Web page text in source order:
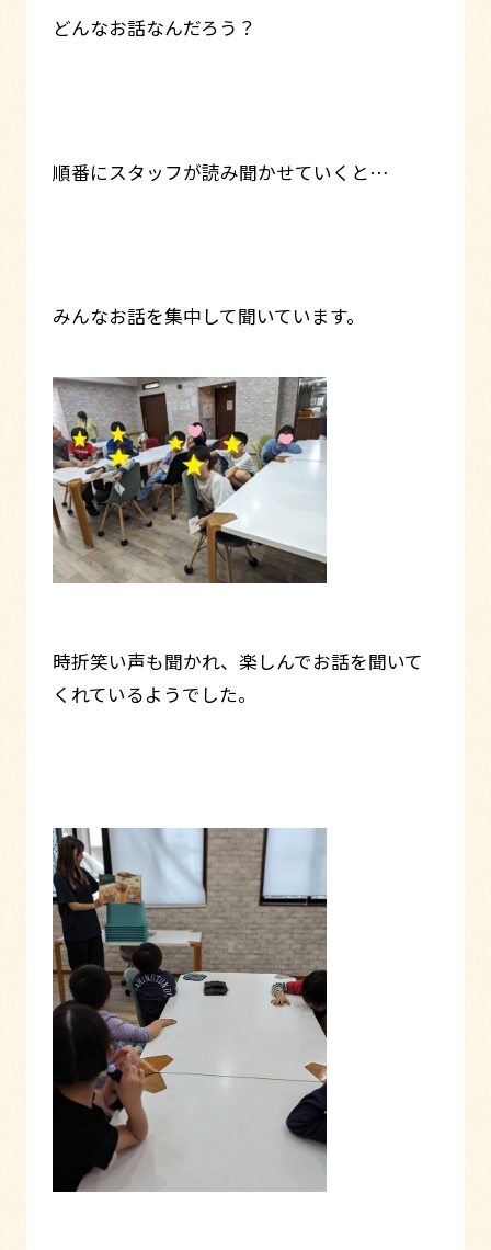
どんなお話なんだろう？
順番にスタッフが読み聞かせていくと…
みんなお話を集中して聞いています。
時折笑い声も聞かれ、楽しんでお話を聞いて
くれているようでした。